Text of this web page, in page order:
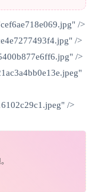
/>
/>
/>
/>